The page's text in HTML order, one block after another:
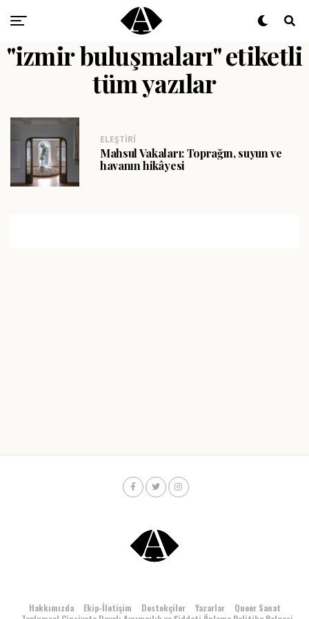
"izmir buluşmaları" etiketli
tüm yazılar
ELEŞTIRI
Mahsul Vakaları: Toprağın, suyun ve
havanın hikâyesi
Hakkımızda Ekip-İletişim Destekçiler Yazarlar
Queer Sanat